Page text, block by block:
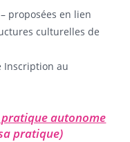
proposées en lien
culturelles de
Inscription au
autonome
pratique)